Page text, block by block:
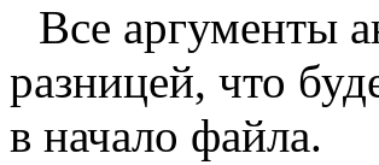
Все аргументы
разницей, что
в начало файла.